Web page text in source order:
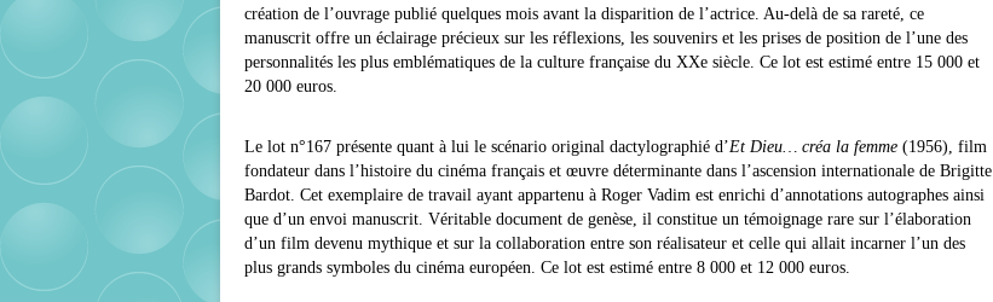
création de l’ouvrage publié quelques mois avant la disparition de l’actrice. Au-delà de sa rareté, ce
manuscrit offre un éclairage précieux sur les réflexions, les souvenirs et les prises de position de l’une des
personnalités les plus emblématiques de la culture française du XXe siècle. Ce lot est estimé entre 15 000 et
20 000 euros.
Le lot n°167 présente quant à lui le scénario original dactylographié d’Et Dieu… créa la femme (1956), film
fondateur dans l’histoire du cinéma français et œuvre déterminante dans l’ascension internationale de Brigitte
Bardot. Cet exemplaire de travail ayant appartenu à Roger Vadim est enrichi d’annotations autographes ainsi
que d’un envoi manuscrit. Véritable document de genèse, il constitue un témoignage rare sur l’élaboration
d’un film devenu mythique et sur la collaboration entre son réalisateur et celle qui allait incarner l’un des
plus grands symboles du cinéma européen. Ce lot est estimé entre 8 000 et 12 000 euros.